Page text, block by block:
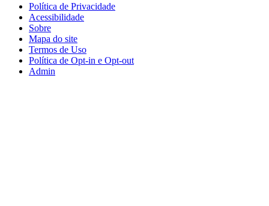
Política de Privacidade
Acessibilidade
Sobre
Mapa do site
Termos de Uso
Política de Opt-in e Opt-out
Admin